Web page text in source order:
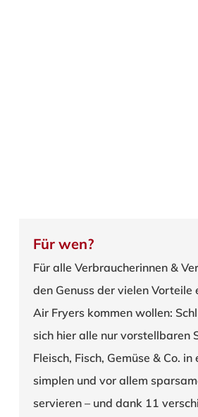
Für wen?
Für alle Verbraucherinnen &
den Genuss der vielen Vorteile
Air Fryers kommen wollen:
sich hier alle nur vorstellbaren
Fleisch, Fisch, Gemüse & Co. in
simplen und vor allem
servieren – und dank 11